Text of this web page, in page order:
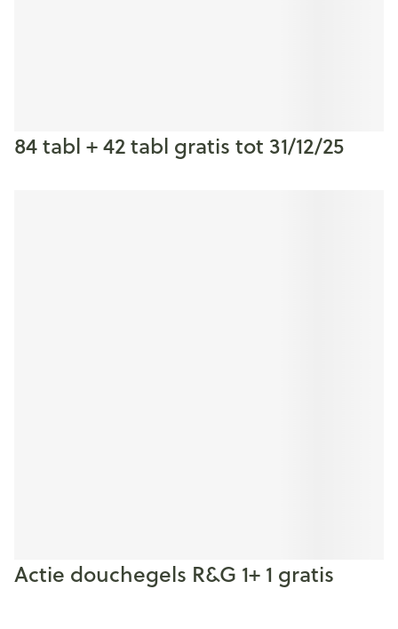
84 tabl + 42 tabl gratis tot 31/12/25
Actie douchegels R&G 1+ 1 gratis